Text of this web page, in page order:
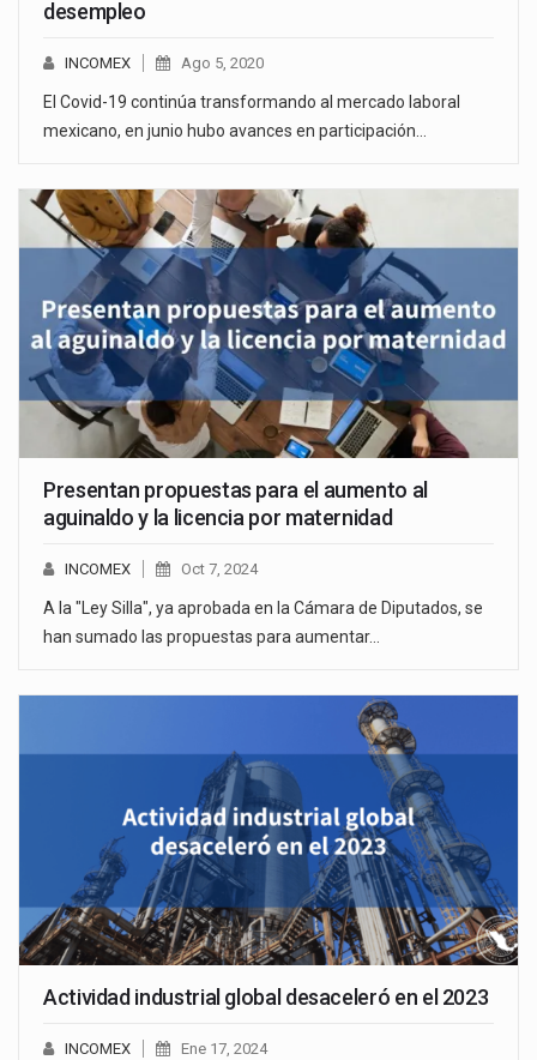
desempleo
INCOMEX Ago 5, 2020
El Covid-19 continúa transformando al mercado laboral
mexicano, en junio hubo avances en participación…
Presentan propuestas para el aumento al
aguinaldo y la licencia por maternidad
INCOMEX Oct 7, 2024
A la "Ley Silla", ya aprobada en la Cámara de Diputados, se
han sumado las propuestas para aumentar…
Actividad industrial global desaceleró en el 2023
INCOMEX Ene 17, 2024